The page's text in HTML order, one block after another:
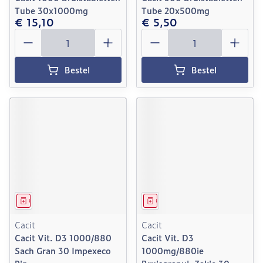
Tube 30x1000mg
€ 15,10
Aantal
Bestel
Tube 20x500mg
€ 5,50
Aantal
Bestel
Geneesmiddel
Cacit
Cacit Vit. D3 1000/880
Sach Gran 30 Impexeco
Geneesmiddel
Cacit
Cacit Vit. D3
1000mg/880ie